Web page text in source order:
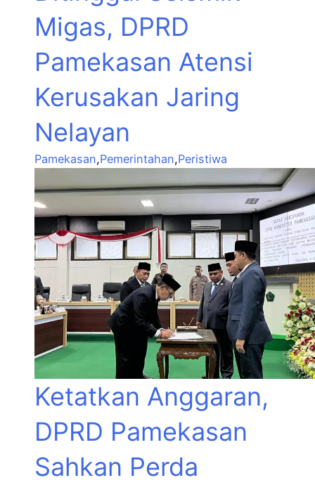
Migas, DPRD
Pamekasan Atensi
Kerusakan Jaring
Nelayan
Pamekasan,Pemerintahan,Peristiwa
Ketatkan Anggaran,
DPRD Pamekasan
Sahkan Perda